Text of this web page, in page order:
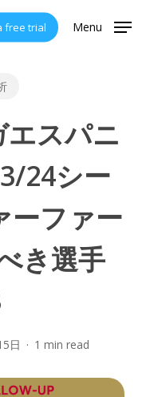
free trial Menu
スパニ
24シー
ーファー
き選手
日 1 min read